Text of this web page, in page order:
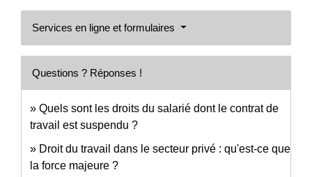
Services en ligne et formulaires
Questions ? Réponses !
Quels sont les droits du salarié dont le contrat de
travail est suspendu ?
Droit du travail dans le secteur privé : qu'est-ce que
la force majeure ?